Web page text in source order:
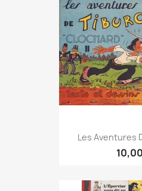
Les Aventures